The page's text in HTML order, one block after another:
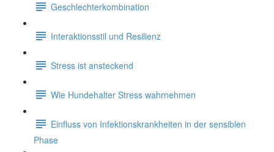
Geschlechterkombination
Interaktionsstil und Resilienz
Stress ist ansteckend
Wie Hundehalter Stress wahrnehmen
Einfluss von Infektionskrankheiten in der sensiblen
Phase